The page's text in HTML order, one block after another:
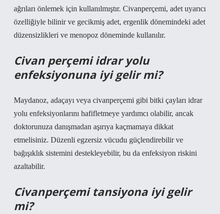
ağrıları önlemek için kullanılmıştır. Civanperçemi, adet uyarıcı
özelliğiyle bilinir ve gecikmiş adet, ergenlik dönemindeki adet
düzensizlikleri ve menopoz döneminde kullanılır.
Civan perçemi idrar yolu
enfeksiyonuna iyi gelir mi?
Maydanoz, adaçayı veya civanperçemi gibi bitki çayları idrar
yolu enfeksiyonlarını hafifletmeye yardımcı olabilir, ancak
doktorunuza danışmadan aşırıya kaçmamaya dikkat
etmelisiniz. Düzenli egzersiz vücudu güçlendirebilir ve
bağışıklık sistemini destekleyebilir, bu da enfeksiyon riskini
azaltabilir.
Civanperçemi tansiyona iyi gelir
mi?